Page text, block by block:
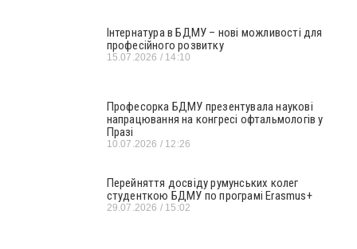
Інтернатура в БДМУ – нові можливості для
професійного розвитку
15.07.2026 14:10
Професорка БДМУ презентувала наукові
напрацювання на конгресі офтальмологів у
Празі
10.07.2026 12:26
Перейняття досвіду румунських колег
студенткою БДМУ по програмі Erasmus+
29.07.2026 15:02